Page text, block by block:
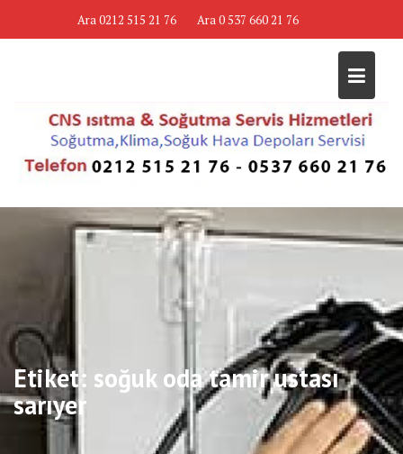
Ara 0212 515 21 76 Ara 0 537 660 21 76
Etiket: soğuk oda tamir ustası
sarıyer